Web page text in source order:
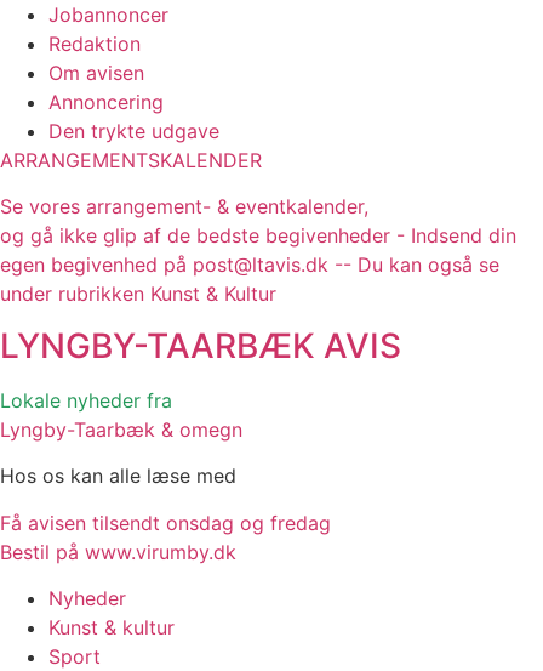
Jobannoncer
Redaktion
Om avisen
Annoncering
Den trykte udgave
ARRANGEMENTSKALENDER
Se vores arrangement- & eventkalender,
og gå ikke glip af de bedste begivenheder - Indsend din
egen begivenhed på post@ltavis.dk -- Du kan også se
under rubrikken Kunst & Kultur
LYNGBY-TAARBÆK AVIS
Lokale nyheder fra
Lyngby-Taarbæk & omegn
Hos os kan alle læse med
Få avisen tilsendt onsdag og fredag
Bestil på www.virumby.dk
Nyheder
Kunst & kultur
Sport